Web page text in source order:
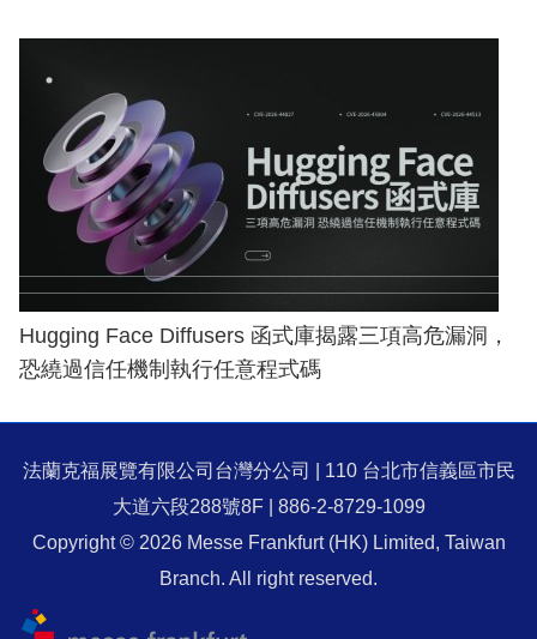
Hugging Face Diffusers 函式庫揭露三項高危漏洞，
恐繞過信任機制執行任意程式碼
法蘭克福展覽有限公司台灣分公司 | 110 台北市信義區市民
大道六段288號8F | 886-2-8729-1099
Copyright © 2026 Messe Frankfurt (HK) Limited, Taiwan
Branch. All right reserved.